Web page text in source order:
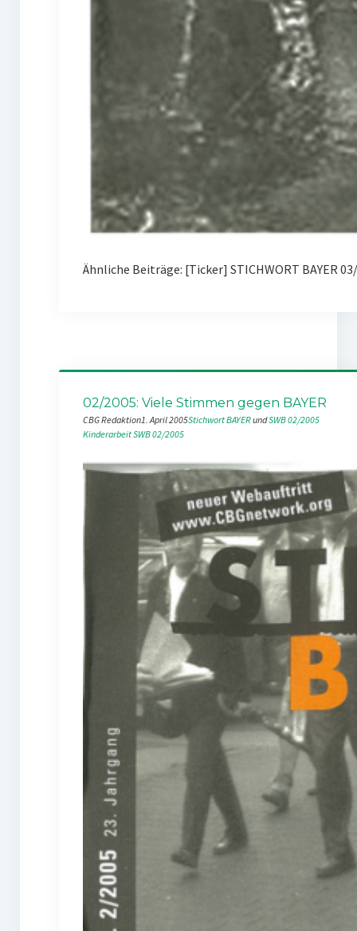
Ähnliche Beiträge: [Ticker] STICHWORT BAYER
02/2005: Viele Stimmen gegen BAYER
CBG Redaktion1. April 2005Stichwort BAYER und SWB 02/2005
KinderarbeitSWB 02/2005